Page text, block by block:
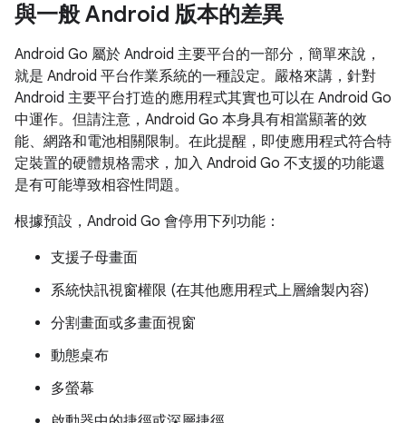
與一般 Android 版本的差異
Android Go 屬於 Android 主要平台的一部分，簡單來說，
就是 Android 平台作業系統的一種設定。嚴格來講，針對
Android 主要平台打造的應用程式其實也可以在 Android Go
中運作。但請注意，Android Go 本身具有相當顯著的效
能、網路和電池相關限制。在此提醒，即使應用程式符合特
定裝置的硬體規格需求，加入 Android Go 不支援的功能還
是有可能導致相容性問題。
根據預設，Android Go 會停用下列功能：
支援子母畫面
系統快訊視窗權限 (在其他應用程式上層繪製內容)
分割畫面或多畫面視窗
動態桌布
多螢幕